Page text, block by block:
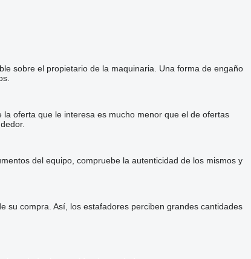
sobre el propietario de la maquinaria. Una forma de engaño
oferta que le interesa es mucho menor que el de ofertas
del equipo, compruebe la autenticidad de los mismos y
su compra. Así, los estafadores perciben grandes cantidades